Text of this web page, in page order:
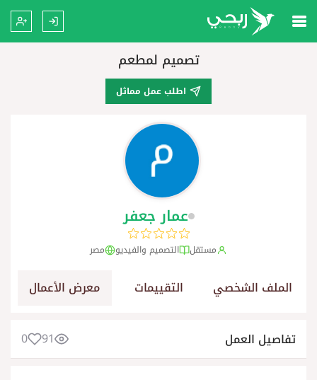
تصميم لمطعم
اطلب عمل مماثل
عمار جعفر
مستقل التصميم والفيديو مصر
الملف الشخصي التقييمات معرض الأعمال
تفاصيل العمل 91
0